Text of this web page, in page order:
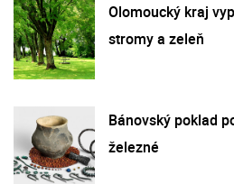
Olomoucký kraj
stromy a zeleň
Bánovský poklad
železné